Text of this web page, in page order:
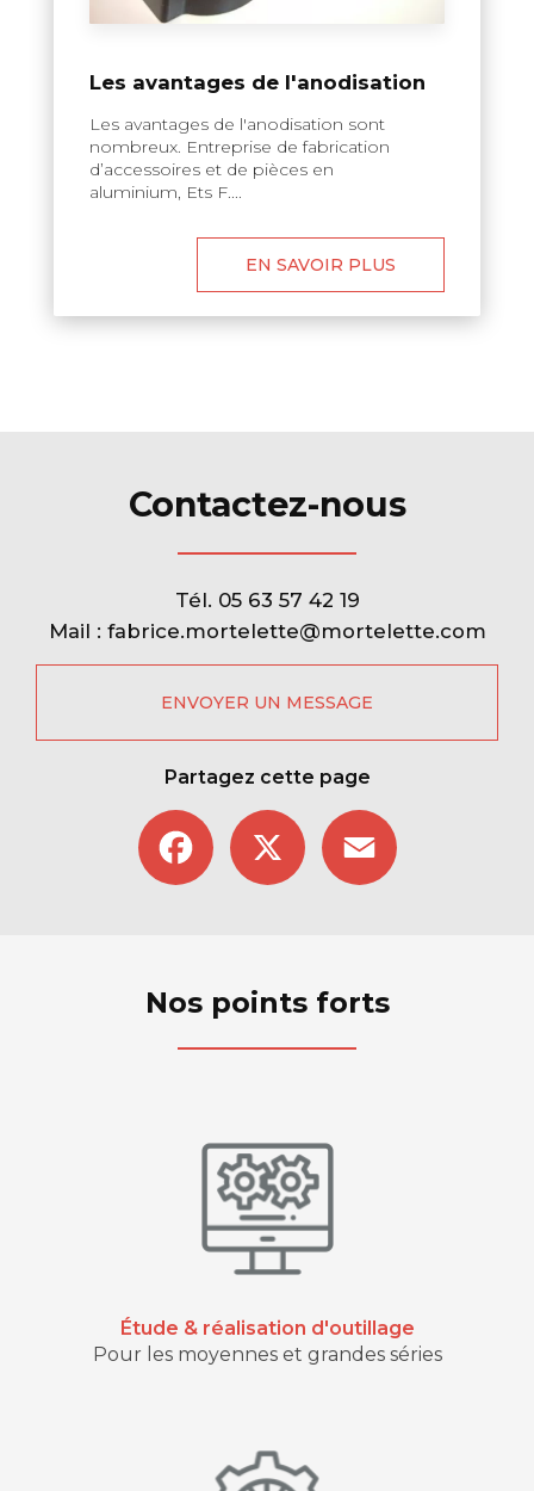
Les avantages de l'anodisation
Les avantages de l'anodisation sont
nombreux. Entreprise de fabrication
d’accessoires et de pièces en
aluminium, Ets F....
EN SAVOIR PLUS
Contactez-nous
Tél. 05 63 57 42 19
Mail : fabrice.mortelette@mortelette.com
ENVOYER UN MESSAGE
Partagez cette page
Facebook
Nos points forts
Étude & réalisation d'outillage
Pour les moyennes et grandes séries